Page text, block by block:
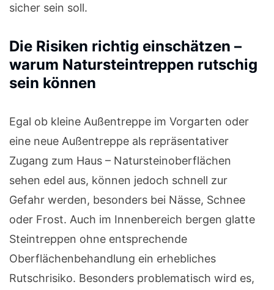
sicher sein soll.
Die Risiken richtig einschätzen –
warum Natursteintreppen rutschig
sein können
Egal ob kleine Außentreppe im Vorgarten oder
eine neue Außentreppe als repräsentativer
Zugang zum Haus – Natursteinoberflächen
sehen edel aus, können jedoch schnell zur
Gefahr werden, besonders bei Nässe, Schnee
oder Frost. Auch im Innenbereich bergen glatte
Steintreppen ohne entsprechende
Oberflächenbehandlung ein erhebliches
Rutschrisiko. Besonders problematisch wird es,